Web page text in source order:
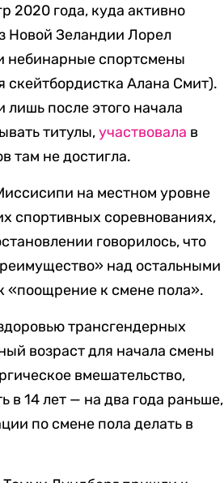
2020 года, куда активно
Новой Зеландии Лорел
небинарные спортсмены
скейтбордистка Алана Смит).
после этого начала
титулы,участвовала в
там не достигла.
на местном уровне
спортивных соревнованиях,
говорилось, что
над остальными
«поощрение к смене пола».
трансгендерных
возраст для начала смены
вмешательство,
в 14 лет — на два года раньше,
по смене пола делать в